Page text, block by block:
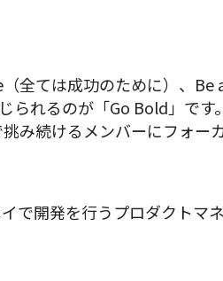
全ては成功のために）、Be
られるのが「Go Bold」です
み続けるメンバーにフォーカ
で開発を行うプロダクトマ